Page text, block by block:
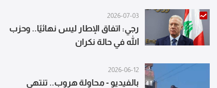
2026-07-03
رجي: اتفاق الإطار ليس نهائيًا.. وحزب
الله في حالة نكران
2026-06-12
بالفيديو - محاولة هروب.. تنتهي